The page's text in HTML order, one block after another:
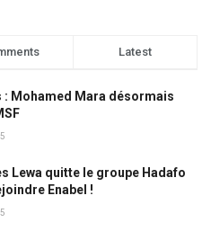
Latest
: Mohamed Mara désormais
Lewa quitte le groupe Hadafo
Enabel !